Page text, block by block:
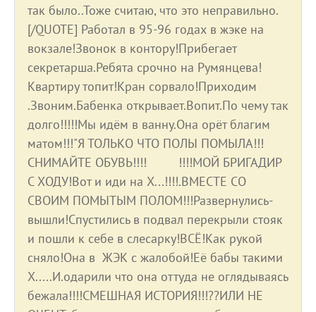
так было..Тоже считаю, что это неправильно.
[/QUOTE] Работал в 95-96 годах в жэке на
вокзале!Звонок в контору!Прибегает
секретарша.Ребята срочно на Румянцева!
Квартиру топит!Кран сорвало!Приходим
.Звоним.Бабенка открывает.Вопит.По чему так
долго!!!!!Мы идём в ванну.Она орёт благим
матом!!!"Я ТОЛЬКО ЧТО ПОЛЫ ПОМЫЛА!!!
СНИМАЙТЕ ОБУВЬ!!!! !!!!МОЙ БРИГАДИР
С ХОДУ!Вот и иди на Х...!!!!.ВМЕСТЕ СО
СВОИМ ПОМЫТЫМ ПОЛОМ!!!Развернулись-
вышли!Спустились в подвал перекрыли стояк
и пошли к себе в слесарку!ВСЁ!Как рукой
сняло!Она в ЖЭК с жалобой!Её бабы такими
Х.....И.одарили что она оттуда не оглядываясь
бежала!!!!СМЕШНАЯ ИСТОРИЯ!!!??ИЛИ НЕ